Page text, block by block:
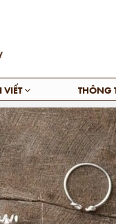
VIẾT THÔNG